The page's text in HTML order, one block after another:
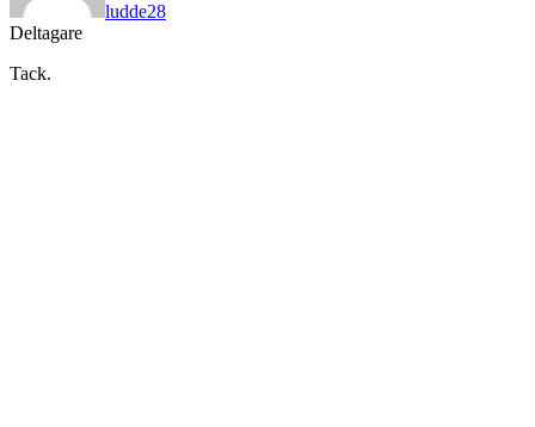
ludde28
Deltagare
Tack.